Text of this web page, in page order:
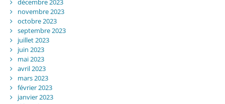
décembre 2023
novembre 2023
octobre 2023
septembre 2023
juillet 2023
juin 2023
mai 2023
avril 2023
mars 2023
février 2023
janvier 2023